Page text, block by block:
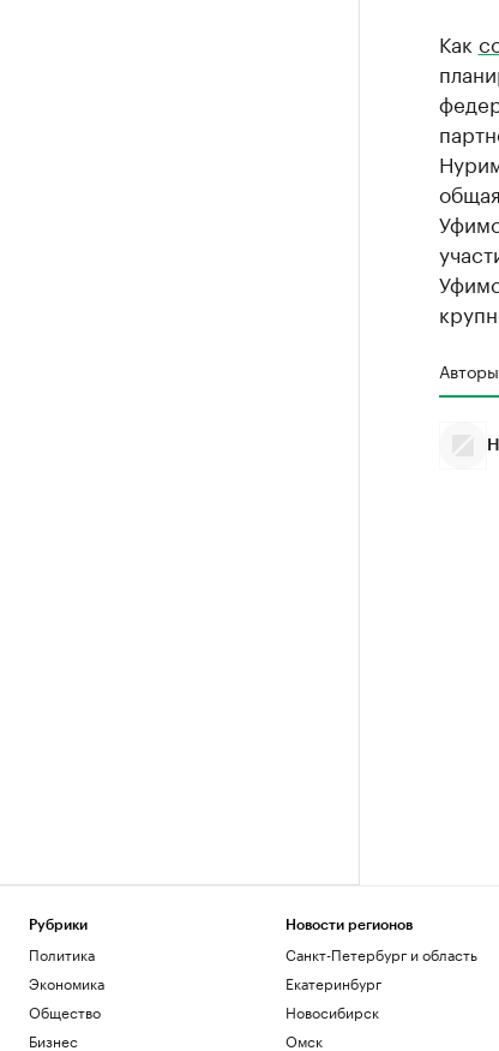
Как
Авторы
Рубрики
Политика
Экономика
Общество
Бизнес
Новости регионов
Санкт-Петербург и область
Екатеринбург
Новосибирск
Омск